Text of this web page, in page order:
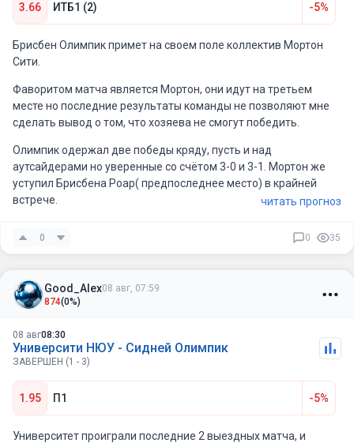
3.66 ИТБ1 (2) -5%
Брисбен Олимпик примет на своем поле коллектив Мортон
Сити.
Фаворитом матча является Мортон, они идут на третьем
месте но последние результаты команды не позволяют мне
сделать вывод о том, что хозяева не смогут победить.
Олимпик одержал две победы кряду, пусть и над
аутсайдерами но уверенные со счётом 3-0 и 3-1. Мортон же
уступил Брисбена Роар( предпоследнее место) в крайней
встрече.
читать прогноз
0 0 35
Good_Alex08 авг, 07:59
874(0%)
08 авг08:30
Университи НЮУ - Сидней Олимпик
ЗАВЕРШЕН (1 - 3)
1.95 П1 -5%
Университет проиграли последние 2 выездных матча, и